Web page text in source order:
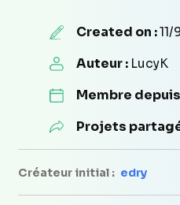
Created on :
Auteur : LucyK
Membre
Projets
Créateur initial : edry